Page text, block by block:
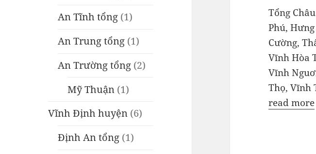
An Tĩnh tổng (1)
An Trung tổng (1)
An Trường tổng (2)
Mỹ Thuận (1)
Vĩnh Định huyện (6)
Định An tổng (1)
Tổng
Phú,
Cường,
Vĩnh Hòa
Vĩnh
Thọ, Vĩnh
read more